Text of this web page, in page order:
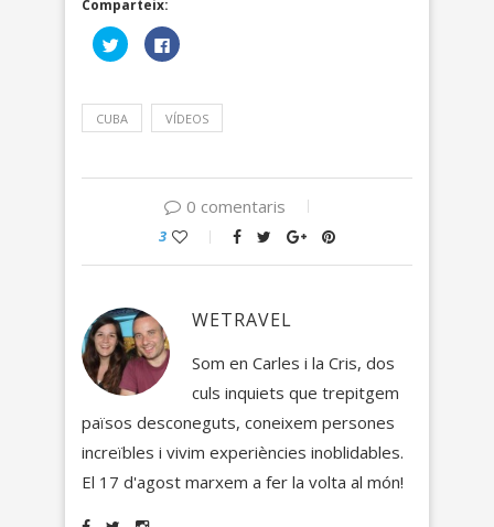
Comparteix:
Feu
clic
Twitter
(Opens
in
Click
to
(Opens
in
new
CUBA VÍDEOS
0 comentaris
3
WETRAVEL
Som en Carles i la Cris, dos
culs inquiets que trepitgem
països desconeguts, coneixem persones
increïbles i vivim experiències inoblidables.
El 17 d'agost marxem a fer la volta al món!